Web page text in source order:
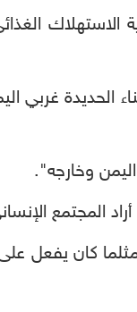
الاستهلاك
الحديدة غربي
اليمن وخارجه".
أراد المجتمع
كان يفعل